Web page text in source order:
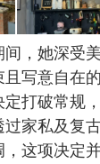
，她深受
且写意自在
打破常规
过家私及复
这项决定